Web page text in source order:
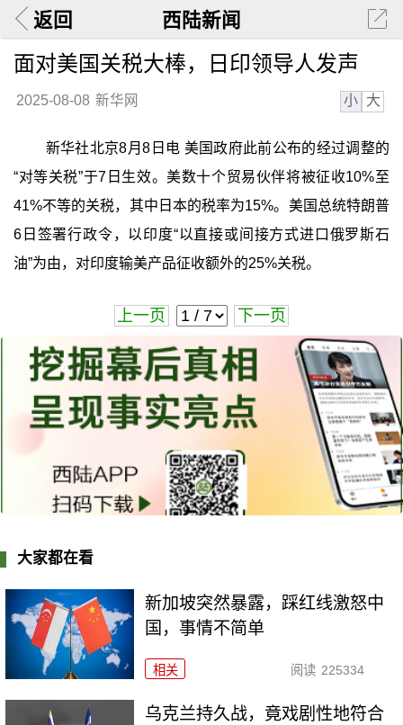
返回 西陆新闻
面对美国关税大棒，日印领导人发声
2025-08-08 新华网 小 大
新华社北京8月8日电 美国政府此前公布的经过调整的
“对等关税”于7日生效。美数十个贸易伙伴将被征收10%至
41%不等的关税，其中日本的税率为15%。美国总统特朗普
6日签署行政令，以印度“以直接或间接方式进口俄罗斯石
油”为由，对印度输美产品征收额外的25%关税。
上一页 下一页
大家都在看
新加坡突然暴露，踩红线激怒中
国，事情不简单
相关 阅读 225334
乌克兰持久战，竟戏剧性地符合